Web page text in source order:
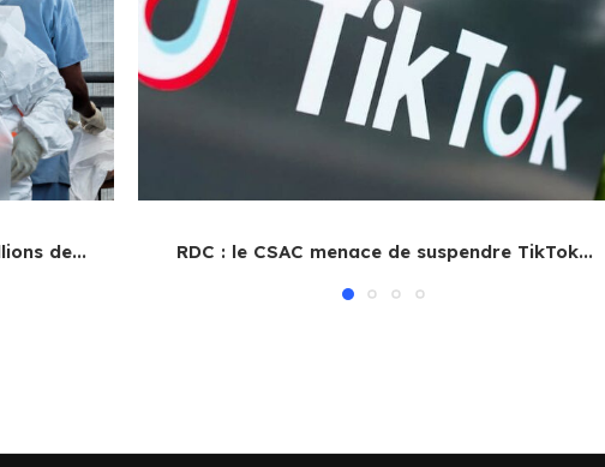
de... RDC : le CSAC menace de suspendre TikTok...